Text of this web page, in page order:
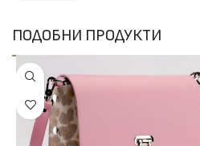
ПОДОБНИ ПРОДУКТИ